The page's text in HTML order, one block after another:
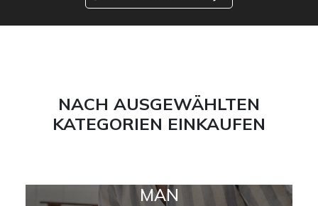
NACH AUSGEWÄHLTEN
KATEGORIEN EINKAUFEN
MAN